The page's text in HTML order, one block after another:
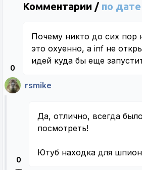
Комментарии / по дате
0
Почему никто до сих пор
это охуенно, а inf не
идей куда бы еще
rsmike
0
Да, отлично, всегда
посмотреть!
Ютуб находка для